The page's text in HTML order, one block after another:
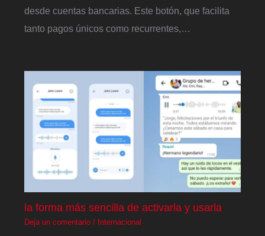
desde cuentas bancarias. Este botón, que facilita
tanto pagos únicos como recurrentes,…
la forma más sencilla de activarla y usarla
Deja un comentario / Internacional